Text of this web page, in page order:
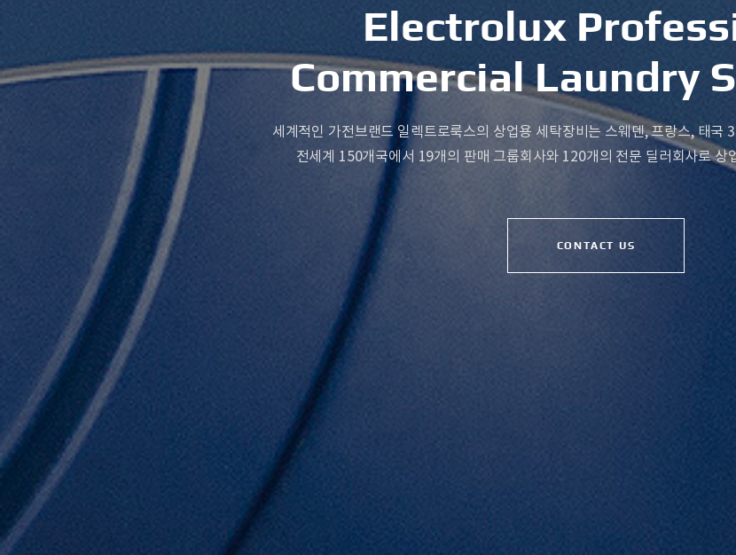
Electrolux Profess
CommercialLaundry S
세계적인 가전브랜드 일렉트로룩스의 상업용 세탁장비는 스웨덴, 프랑스, 태국
전세계 150개국에서 19개의 판매 그룹회사와 120개의 전문 딜러회사로 상
CONTACT US